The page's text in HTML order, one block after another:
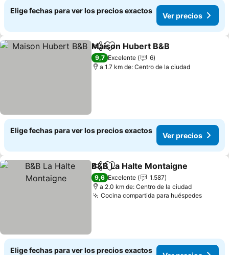
Elige fechas para ver los precios exactos
Ver precios
CompartirAgregar a favoritos
Maison Hubert B&B
9,7 Excelente
6
a 1.7 km de: Centro de la ciudad
Elige fechas para ver los precios exactos
Ver precios
CompartirAgregar a favoritos
B&B La Halte Montaigne
9,6 Excelente
1.587
a 2.0 km de: Centro de la ciudad
Cocina compartida para huéspedes
Elige fechas para ver los precios exactos